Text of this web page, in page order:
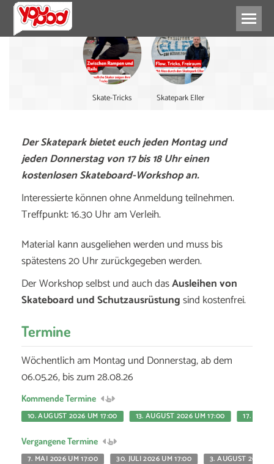
Skate-Tricks Skatepark Eller
Der Skatepark bietet euch jeden Montag und
jeden Donnerstag von 17 bis 18 Uhr einen
kostenlosen Skateboard-Workshop an.
Interessierte können ohne Anmeldung teilnehmen.
Treffpunkt: 16.30 Uhr am Verleih.
Material kann ausgeliehen werden und muss bis
spätestens 20 Uhr zurückgegeben werden.
Der Workshop selbst und auch dasAusleihen von
Skateboard und Schutzausrüstungsind kostenfrei.
Termine
Wöchentlich am Montag und Donnerstag, ab dem
06.05.26, bis zum 28.08.26
Kommende Termine
10. AUGUST 2026 UM 17:00
13. AUGUST 2026 UM 17:00 17.
Vergangene Termine
7. MAI 2026 UM 17:00
30. JULI 2026 UM 17:00 3. AUGUST 2026